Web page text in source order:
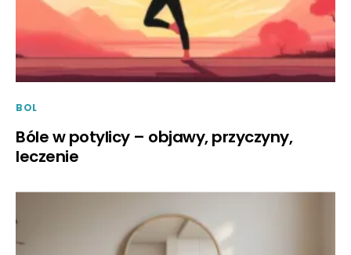
BOL
Bóle w potylicy – objawy, przyczyny,
leczenie